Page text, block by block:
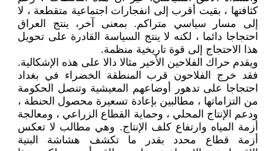
كثافتها ، بقيت أقرب إلى انفجارات اجتماعية متقطعة ، لا
إلى مسار سياسي متراكم. بمعنى آخر، ينتج العراق
احتجاجا دائما ، لكنه لا ينتج السياسة القادرة على تحويل
هذا الاحتجاج إلى قوة تاريخية منظمة.
ويقدم حراك الفلاحين الأخير مثالا دالا على هذه الإشكالية.
فقد خرج الفلاحون قرب المنطقة الخضراء في بغداد
احتجاجا على تدهور أوضاعهم المعيشية وتنصل الحكومة
من التزاماتها ، مطالبين بإعادة تسعيرة محصول الحنطة ،
ودعم الإنتاج المحلي ، وحماية القطاع الزراعي ، ومعالجة
أزمة المياه وارتفاع كلف الإنتاج. وهي مطالب لا تعكس
أزمة قطاع محدد بقدر ما تكشف هشاشة البنية